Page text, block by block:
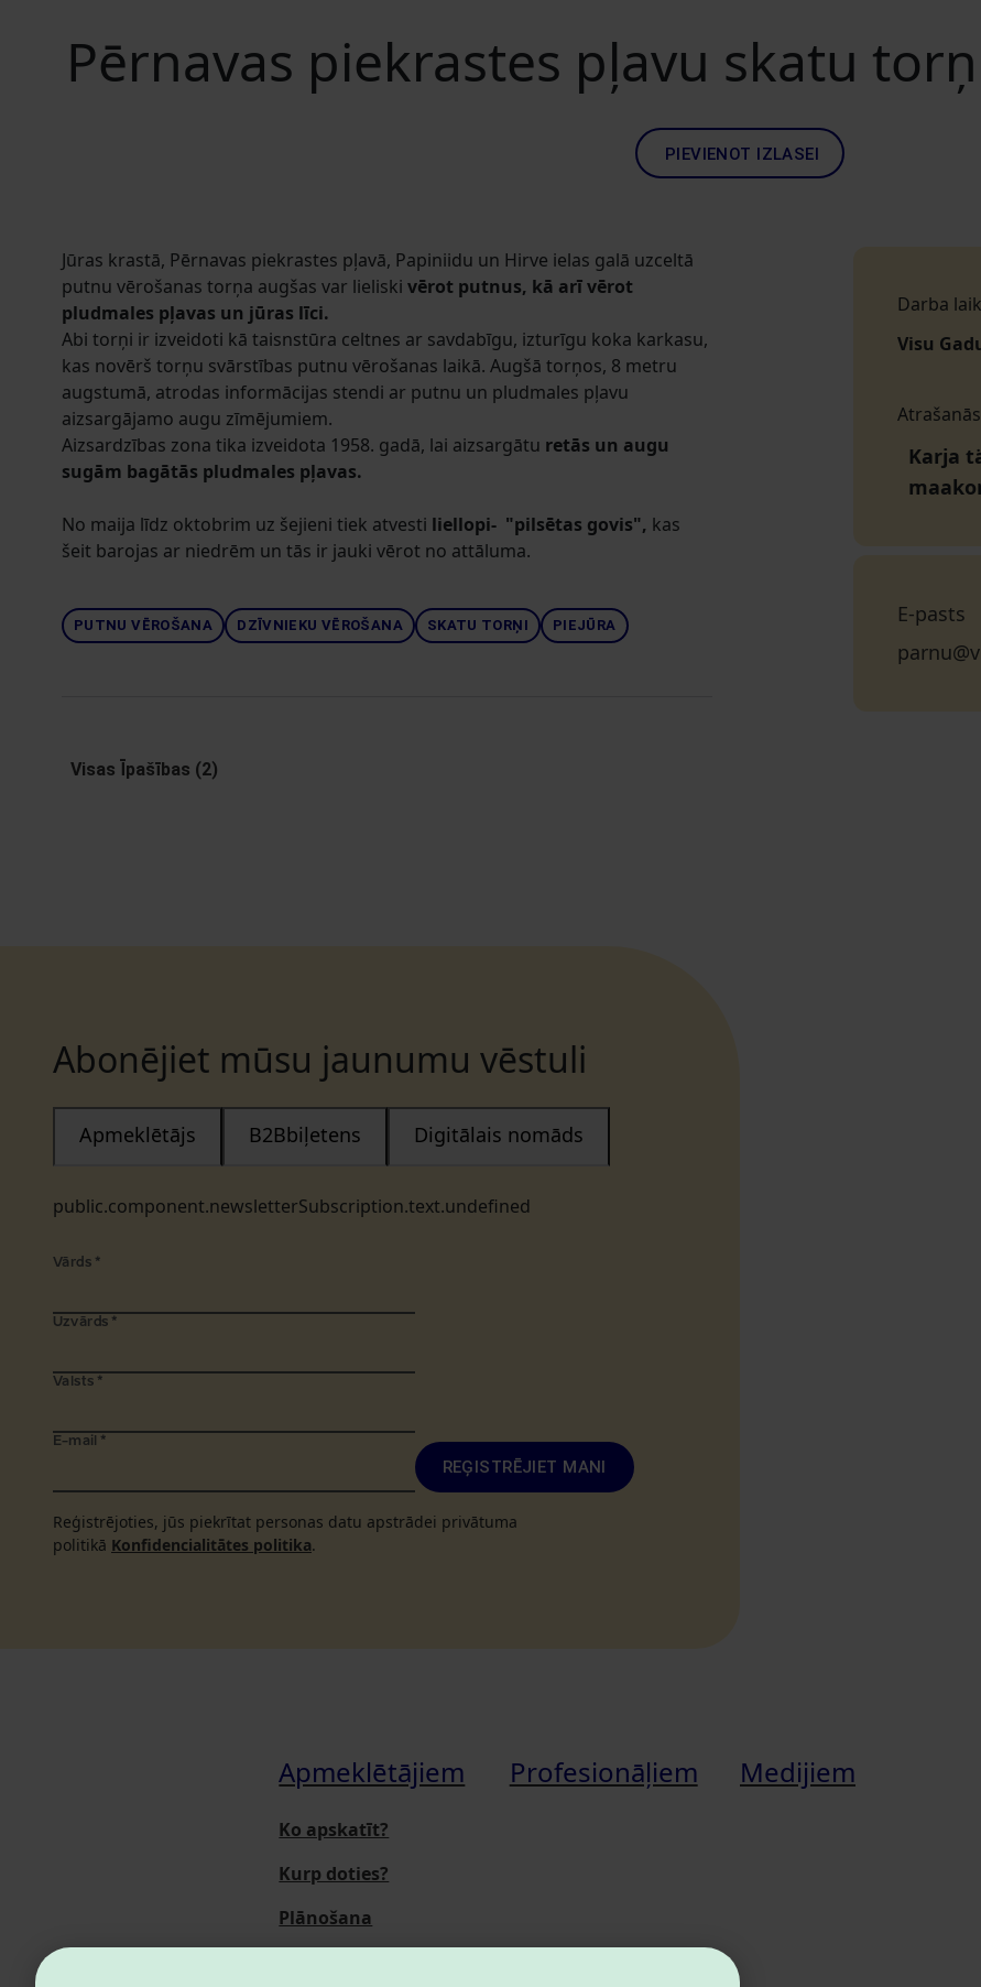
Pērnavas piekrastes pļavu skatu
PIEVIENOT IZLASEI
Jūras krastā, Pērnavas piekrastes pļavā, Papiniidu un Hirve ielas galā uzceltā
putnu vērošanas torņa augšas var lieliski vērot putnus, kā arī vērot
pludmales pļavas un jūras līci.
Abi torņi ir izveidoti kā taisnstūra celtnes ar savdabīgu, izturīgu koka karkasu,
kas novērš torņu svārstības putnu vērošanas laikā. Augšā torņos, 8 metru
augstumā, atrodas informācijas stendi ar putnu un pludmales pļavu
aizsargājamo augu zīmējumiem.
Aizsardzības zona tika izveidota 1958. gadā, lai aizsargātu retās un augu
sugām bagātās pludmales pļavas.
No maija līdz oktobrim uz šejieni tiek atvesti liellopi- "pilsētas govis", kas
šeit barojas ar niedrēm un tās ir jauki vērot no attāluma.
PUTNU VĒROŠANA DZĪVNIEKU VĒROŠANA SKATU TORŅI PIEJŪRA
Visas Īpašības (2)
Darba
Visu
Atrašanās
Karja
E-pasts
Abonējiet mūsu jaunumu vēstuli
public.component.newsletterSubscription.text.undefined
Apmeklētājs B2Bbiļetens Digitālais nomāds
Vārds *
Uzvārds *
Valsts *
E-mail *
REĢISTRĒJIET MANI
Reģistrējoties, jūs piekrītat personas datu apstrādei privātuma
politikā Konfidencialitātes politika.
Apmeklētājiem
Ko apskatīt?
Kurp doties?
Plānošana
Profesionāļiem Medijiem